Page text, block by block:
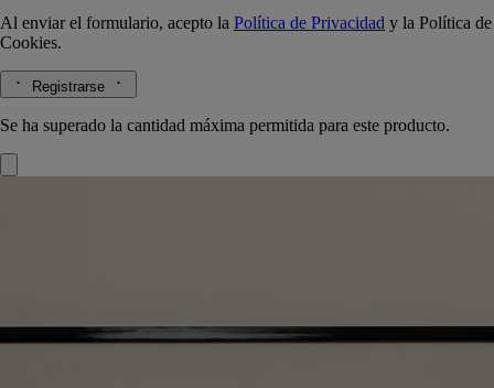
Al enviar el formulario, acepto la Política de Privacidad y la Política de
Cookies.
Registrarse
Se ha superado la cantidad máxima permitida para este producto.